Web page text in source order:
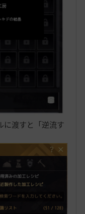
渡すと「逆流す